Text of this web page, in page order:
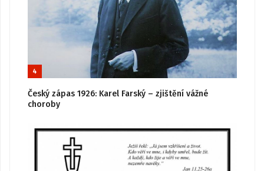
4
Český zápas 1926: Karel Farský – zjištění vážné
choroby